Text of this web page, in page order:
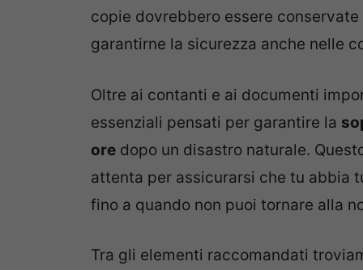
copie dovrebbero essere
garantirne la sicurezza anche nelle
Oltre ai contanti e ai documenti
essenziali pensati per garantire la
ore dopo un disastro naturale.
attenta per assicurarsi che tu abbia
fino a quando non puoi tornare alla
Tra gli elementi raccomandati